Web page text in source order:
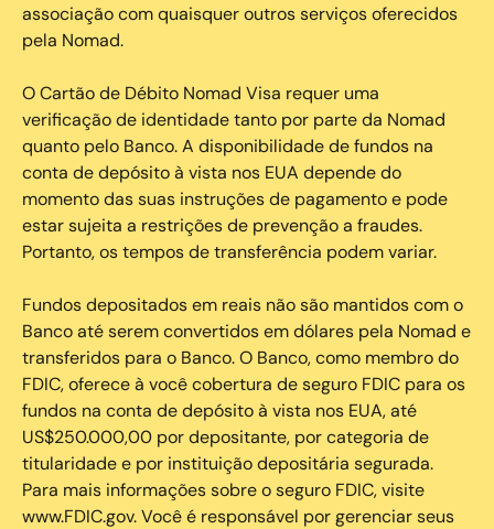
associação com quaisquer outros serviços oferecidos
pela Nomad.
O Cartão de Débito Nomad Visa requer uma
verificação de identidade tanto por parte da Nomad
quanto pelo Banco. A disponibilidade de fundos na
conta de depósito à vista nos EUA depende do
momento das suas instruções de pagamento e pode
estar sujeita a restrições de prevenção a fraudes.
Portanto, os tempos de transferência podem variar.
Fundos depositados em reais não são mantidos com o
Banco até serem convertidos em dólares pela Nomad e
transferidos para o Banco. O Banco, como membro do
FDIC, oferece à você cobertura de seguro FDIC para os
fundos na conta de depósito à vista nos EUA, até
US$250.000,00 por depositante, por categoria de
titularidade e por instituição depositária segurada.
Para mais informações sobre o seguro FDIC, visite
www.FDIC.gov. Você é responsável por gerenciar seus